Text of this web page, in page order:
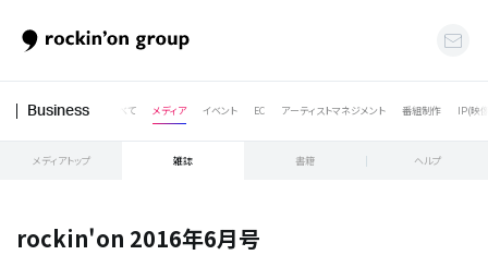
Business すべて メディア イベント EC アーティストマネジメント 番組制作 IP(映
メディアトップ 雑誌 書籍 ヘルプ
rockin'on 2016年6月号